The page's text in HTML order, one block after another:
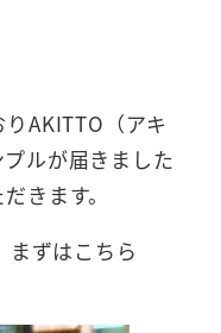
AKITTO（アキ
ルが届きました
きます。
ずはこちら